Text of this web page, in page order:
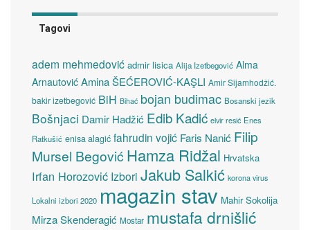
Tagovi
adem mehmedović admir lisica Alija Izetbegović Alma
Arnautović Amina ŠEĆEROVIĆ-KAŞLI Amir Sijamhodžić.
bakir izetbegović BiH Bihać bojan budimac Bosanski jezik
Bošnjaci Damir Hadžić Edib Kadić elvir resić Enes
Ratkušić enisa alagić fahrudin vojić Faris Nanić Filip
Mursel Begović Hamza Ridžal Hrvatska
Irfan Horozović Izbori Jakub Salkić korona virus
Lokalni izbori 2020 magazin stav Mahir Sokolija
Mirza Skenderagić Mostar mustafa drnišlić